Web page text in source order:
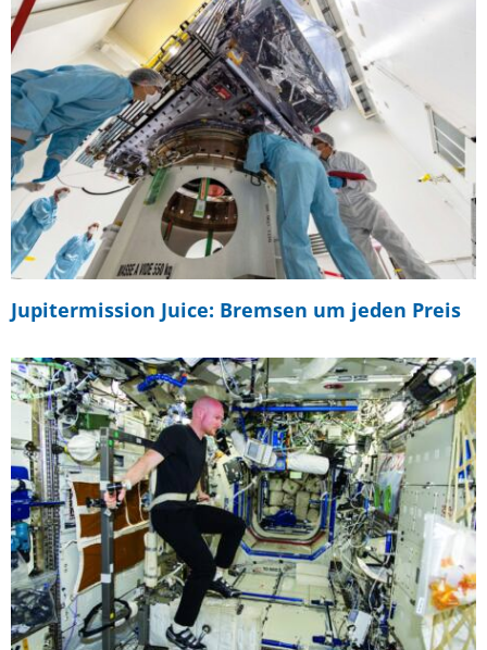
Jupitermission Juice: Bremsen um jeden Preis